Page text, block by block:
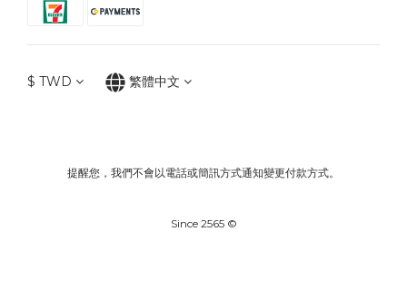
$ TWD 繁體中文
提醒您，我們不會以電話或簡訊方式通知變更付款方式。
Since 2565 ©